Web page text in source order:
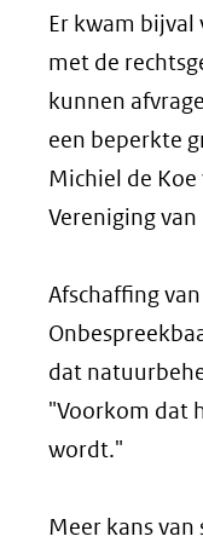
Er kwam bijval
met de
kunnen
een beperkte
Michiel de
Vereniging
Afschaffing
dat
"Voorkom dat
wordt."
Meer kans van